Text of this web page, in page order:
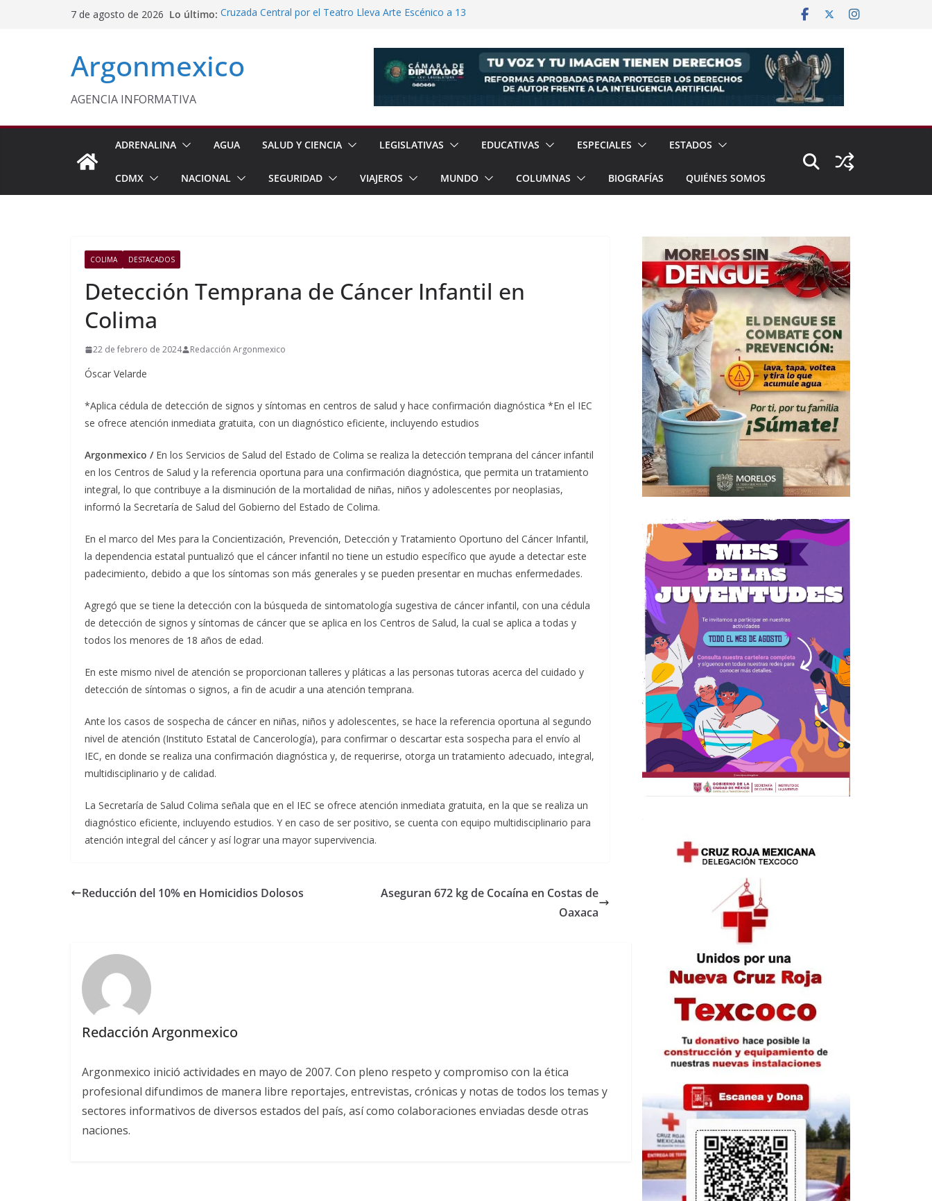
7 de agosto de 2026 Lo último: Cruzada Central por el Teatro Lleva Arte Escénico a 13
México y Perú Restablecen Relaciones Diplomáticas
Profeco Publica Guía de Regreso a Clases 2026
Argonmexico
AGENCIA INFORMATIVA
ADRENALINA AGUA SALUD Y CIENCIA LEGISLATIVAS EDUCATIVAS ESPECIALES ESTADOS
CDMX NACIONAL SEGURIDAD VIAJEROS MUNDO COLUMNAS BIOGRAFÍAS QUIÉNES SOMOS
COLIMA DESTACADOS
Detección Temprana de Cáncer Infantil en
Colima
22 de febrero de 2024 Redacción Argonmexico
Óscar Velarde
*Aplica cédula de detección de signos y síntomas en centros de salud y hace confirmación diagnóstica *En el IEC
se ofrece atención inmediata gratuita, con un diagnóstico eficiente, incluyendo estudios
Argonmexico / En los Servicios de Salud del Estado de Colima se realiza la detección temprana del cáncer infantil
en los Centros de Salud y la referencia oportuna para una confirmación diagnóstica, que permita un tratamiento
integral, lo que contribuye a la disminución de la mortalidad de niñas, niños y adolescentes por neoplasias,
informó la Secretaría de Salud del Gobierno del Estado de Colima.
En el marco del Mes para la Concientización, Prevención, Detección y Tratamiento Oportuno del Cáncer Infantil,
la dependencia estatal puntualizó que el cáncer infantil no tiene un estudio específico que ayude a detectar este
padecimiento, debido a que los síntomas son más generales y se pueden presentar en muchas enfermedades.
Agregó que se tiene la detección con la búsqueda de sintomatología sugestiva de cáncer infantil, con una cédula
de detección de signos y síntomas de cáncer que se aplica en los Centros de Salud, la cual se aplica a todas y
todos los menores de 18 años de edad.
En este mismo nivel de atención se proporcionan talleres y pláticas a las personas tutoras acerca del cuidado y
detección de síntomas o signos, a fin de acudir a una atención temprana.
Ante los casos de sospecha de cáncer en niñas, niños y adolescentes, se hace la referencia oportuna al segundo
nivel de atención (Instituto Estatal de Cancerología), para confirmar o descartar esta sospecha para el envío al
IEC, en donde se realiza una confirmación diagnóstica y, de requerirse, otorga un tratamiento adecuado, integral,
multidisciplinario y de calidad.
La Secretaría de Salud Colima señala que en el IEC se ofrece atención inmediata gratuita, en la que se realiza un
diagnóstico eficiente, incluyendo estudios. Y en caso de ser positivo, se cuenta con equipo multidisciplinario para
atención integral del cáncer y así lograr una mayor supervivencia.
Reducción del 10% en Homicidios Dolosos
Aseguran 672 kg de Cocaína en Costas de
Oaxaca
Redacción Argonmexico
Argonmexico inició actividades en mayo de 2007. Con pleno respeto y compromiso con la ética
profesional difundimos de manera libre reportajes, entrevistas, crónicas y notas de todos los temas y
sectores informativos de diversos estados del país, así como colaboraciones enviadas desde otras
naciones.